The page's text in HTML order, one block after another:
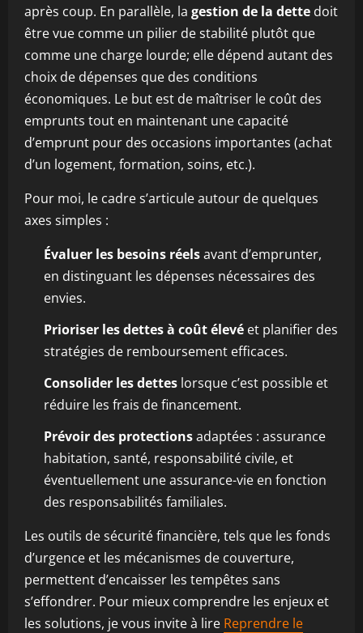
après coup. En parallèle, la gestion de la dette doit
être vue comme un pilier de stabilité plutôt que
comme une charge lourde; elle dépend autant des
choix de dépenses que des conditions
économiques. Le but est de maîtriser le coût des
emprunts tout en maintenant une capacité
d’emprunt pour des occasions importantes (achat
d’un logement, formation, soins, etc.).
Pour moi, le cadre s’articule autour de quelques
axes simples :
Évaluer les besoins réelsavant d’emprunter,
en distinguant les dépenses nécessaires des
envies.
Prioriser les dettes à coût élevé et planifier des
stratégies de remboursement efficaces.
Consolider les dettes lorsque c’est possible et
réduire les frais de financement.
Prévoir des protectionsadaptées : assurance
habitation, santé, responsabilité civile, et
éventuellement une assurance-vie en fonction
des responsabilités familiales.
Les outils de sécurité financière, tels que les fonds
d’urgence et les mécanismes de couverture,
permettent d’encaisser les tempêtes sans
s’effondrer. Pour mieux comprendre les enjeux et
les solutions, je vous invite à lire Reprendre le